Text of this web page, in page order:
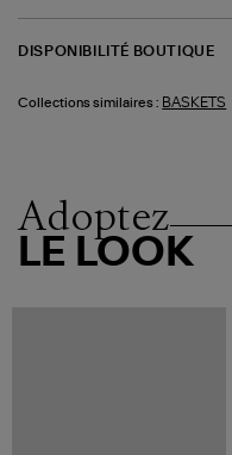
DISPONIBILITÉ BOUTIQUE
Collections similaires : BASKETS
Adoptez
LE LOOK